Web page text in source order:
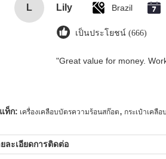
L Lily Brazil
เป็นประโยชน์ (666)
"Great value for money.
แท็ก: เครื่องเคลือบบัตรความร้อนสก๊อต, กระเป๋าเคลื
ละเอียดการติดต่อ